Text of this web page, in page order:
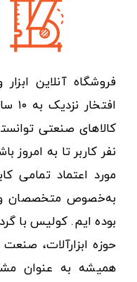
فروشگاه آنلاین
نفر کاربر تا به امروز
مورد اعتماد تمامی
به‌خصوص متخصصان و
بوده ایم. کولیس با
حوزه ابزارآلات،
همیشه به عنوان